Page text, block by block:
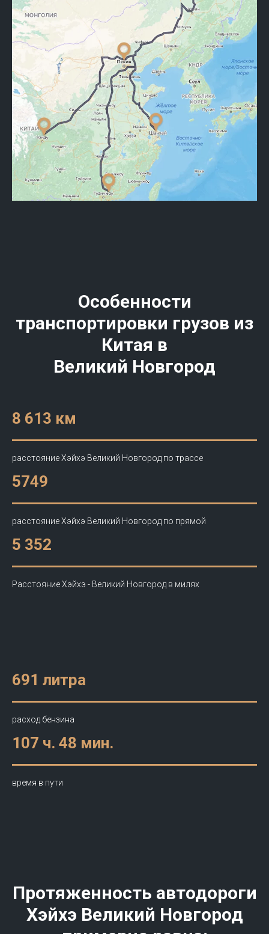
Особенности
транспортировки грузов из
Китая в
Великий Новгород
8 613 км
расстояние Хэйхэ Великий Новгород по трассе
5749
расстояние Хэйхэ Великий Новгород по прямой
5 352
Расстояние Хэйхэ - Великий Новгород в милях
691 литра
расход бензина
107 ч. 48 мин.
время в пути
Протяженность автодороги
Хэйхэ Великий Новгород